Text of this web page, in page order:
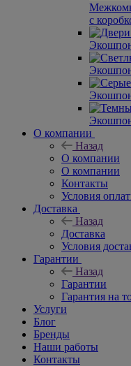
с
О компании
Назад
О компании
О компании
Контакты
Условия
Доставка
Назад
Доставка
Условия
Гарантии
Назад
Гарантии
Гарантия на
Услуги
Блог
Бренды
Наши работы
Контакты